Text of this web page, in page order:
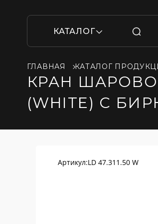
КАТАЛОГ
ГЛАВНАЯ КАТАЛОГ
КРАН
(WHITE) С
Артикул:LD 47.311.50 W